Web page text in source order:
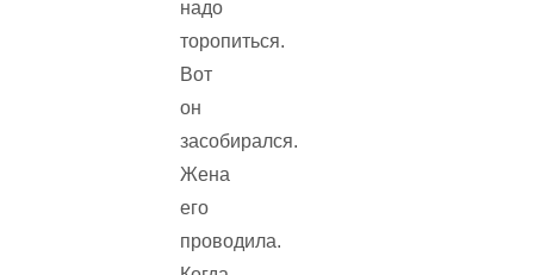
надо
торопиться.
Вот
он
засобирался.
Жена
его
проводила.